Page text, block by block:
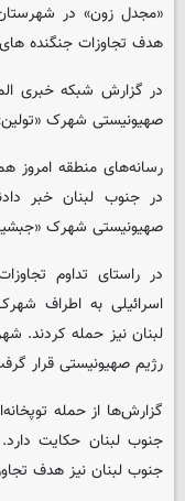
«مجدل زون» در
هدف تجاوزات جنگنده
در گزارش شبکه خبری
صهیونیستی شهرک
رسانه‌های منطقه امروز
در جنوب لبنان خبر
صهیونیستی شهرک
در راستای تداوم
اسرائیلی به اطراف
لبنان نیز حمله کردند.
رژیم صهیونیستی قرار
گزارش‌ها از حمله
جنوب لبنان حکایت
جنوب لبنان نیز هدف